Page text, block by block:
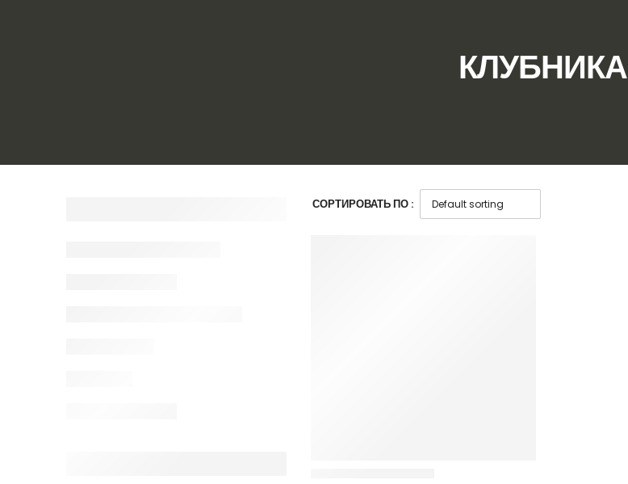
КЛУБНИКА
СОРТИРОВАТЬ ПО :